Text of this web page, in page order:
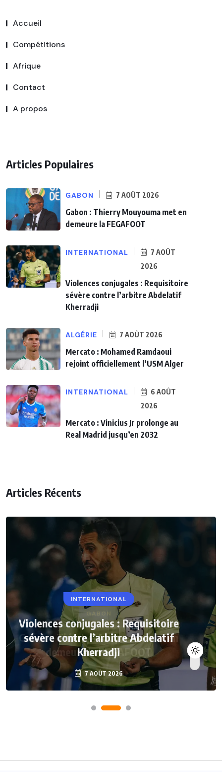
Accueil
Compétitions
Afrique
Contact
A propos
Articles Populaires
GABON 7 AOÛT 2026
Gabon : Thierry Mouyouma met en
demeure la FEGAFOOT
INTERNATIONAL
7 AOÛT
2026
Violences conjugales : Requisitoire
sévère contre l’arbitre Abdelatif
Kherradji
ALGÉRIE 7 AOÛT 2026
Mercato : Mohamed Ramdaoui
rejoint officiellement l’USM Alger
INTERNATIONAL
6 AOÛT
2026
Mercato : Vinicius Jr prolonge au
Real Madrid jusqu’en 2032
Articles Récents
INTERNATIONAL
Violences conjugales : Requisitoire
sévère contre l’arbitre Abdelatif
Kherradji
7 AOÛT 2026